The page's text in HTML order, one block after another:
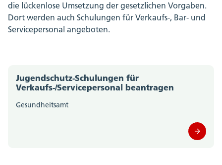
die lückenlose Umsetzung der gesetzlichen Vorgaben.
Dort werden auch Schulungen für Verkaufs-, Bar- und
Servicepersonal angeboten.
Jugendschutz-Schulungen für
Verkaufs-/Servicepersonal beantragen
Gesundheitsamt